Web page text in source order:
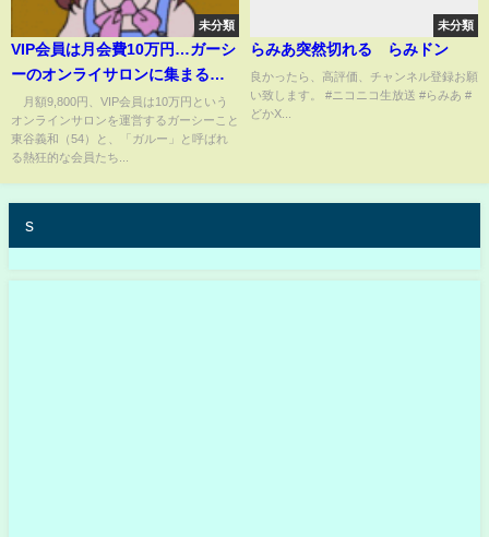
未分類
VIP会員は月会費10万円…ガーシ
ーのオンライサロンに集まる会
員たちの本音「推し活」「暴露
は悪くないと思う。だって真実
でしょ？」(ABEMA TIMES)
月額9,800円、VIP会員は10万円という
オンラインサロンを運営するガーシーこと
東谷義和（54）と、「ガルー」と呼ばれ
る熱狂的な会員たち...
未分類
らみあ突然切れる らみドン
良かったら、高評価、チャンネル登録お願
い致します。 #ニコニコ生放送 #らみあ #
どかX...
s